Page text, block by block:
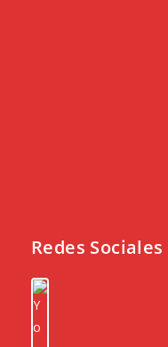
Redes Sociales